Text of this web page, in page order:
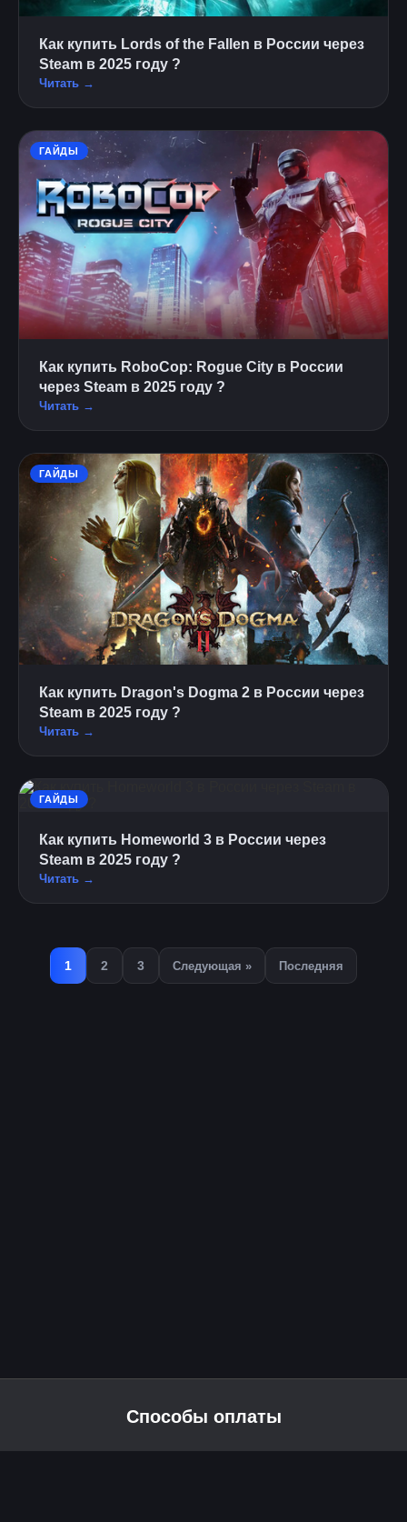
Как купить Lords of the Fallen в России через
Steam в 2025 году ?
Читать →
ГАЙДЫ
Как купить RoboCop: Rogue City в России
через Steam в 2025 году ?
Читать →
ГАЙДЫ
Как купить Dragon's Dogma 2 в России через
Steam в 2025 году ?
Читать →
ГАЙДЫ
Как купить Homeworld 3 в России через
Steam в 2025 году ?
Читать →
1 2 3 Следующая » Последняя
Способы оплаты